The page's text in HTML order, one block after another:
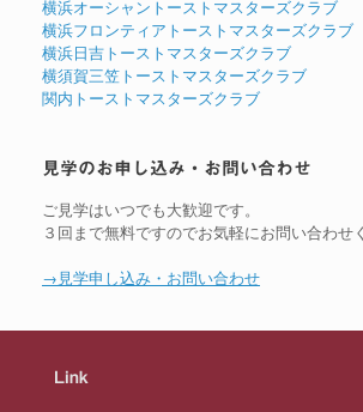
横浜オーシャントーストマスターズクラブ
横浜フロンティアトーストマスターズクラブ
横浜日吉トーストマスターズクラブ
横須賀三笠トーストマスターズクラブ
関内トーストマスターズクラブ
見学のお申し込み・お問い合わせ
ご見学はいつでも大歓迎です。
３回まで無料ですのでお気軽にお問い合わせ
→見学申し込み・お問い合わせ
Link